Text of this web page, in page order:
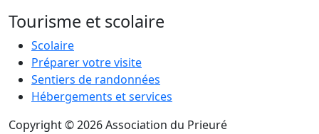
Tourisme et scolaire
Scolaire
Préparer votre visite
Sentiers de randonnées
Hébergements et services
Copyright © 2026 Association du Prieuré